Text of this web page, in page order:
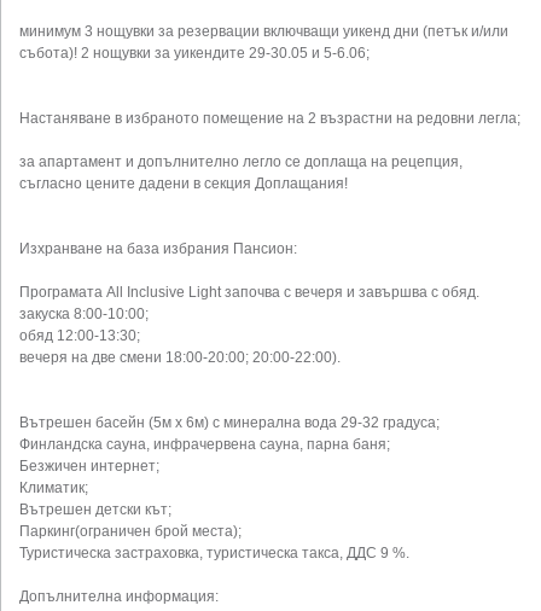
минимум 3 нощувки за резервации включващи уикенд дни (петък и/или
събота)! 2 нощувки за уикендите 29-30.05 и 5-6.06;
Настаняване в избраното помещение на 2 възрастни на редовни легла;
за апартамент и допълнително легло се доплаща на рецепция,
съгласно цените дадени в секция Доплащания!
Изхранване на база избрания Пансион:
Програмата All Inclusive Light започва с вечеря и завършва с обяд.
закуска 8:00-10:00;
обяд 12:00-13:30;
вечеря на две смени 18:00-20:00; 20:00-22:00).
Вътрешен басейн (5м х 6м) с минерална вода 29-32 градуса;
Финландска сауна, инфрачервена сауна, парна баня;
Безжичен интернет;
Климатик;
Вътрешен детски кът;
Паркинг(ограничен брой места);
Туристическа застраховка, туристическа такса, ДДС 9 %.
Допълнителна информация: